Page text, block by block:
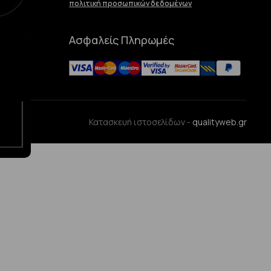
πολιτική προσωπικών δεδομένων
Ασφαλείς Πληρωμές
Κατασκευή ιστοσελίδων - qualityweb.gr